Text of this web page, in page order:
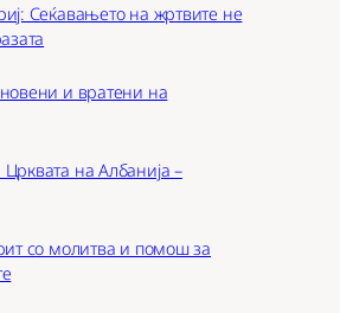
Сеќавањето на жртвите не
и вратени на
на Албанија –
со молитва и помош за